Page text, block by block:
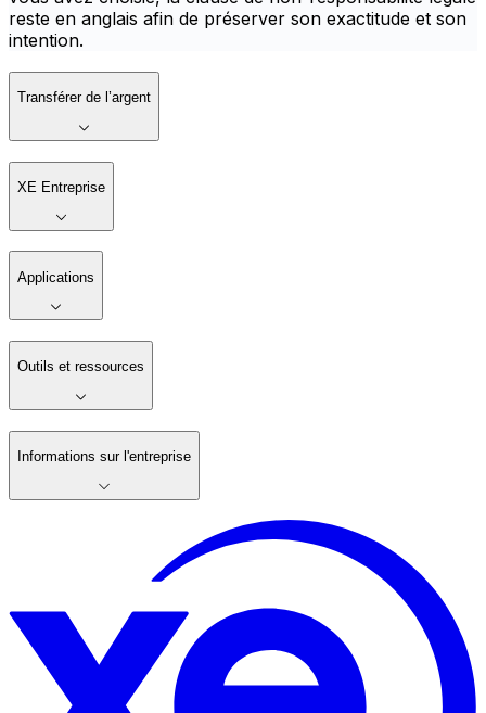
reste en anglais afin de préserver son exactitude et son
intention.
Transférer de l’argent
XE Entreprise
Applications
Outils et ressources
Informations sur l'entreprise